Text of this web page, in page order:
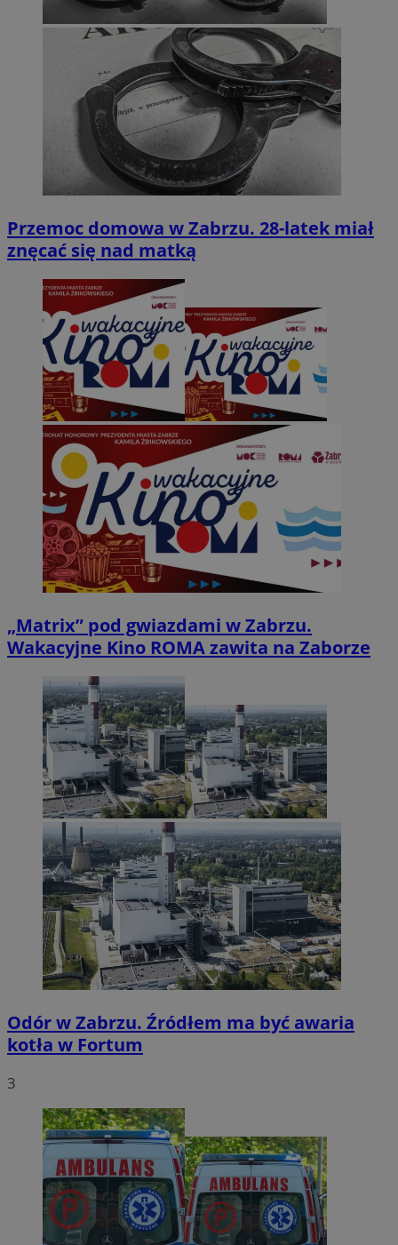
Przemoc domowa w Zabrzu. 28-latek miał
znęcać się nad matką
„Matrix” pod gwiazdami w Zabrzu.
Wakacyjne Kino ROMA zawita na Zaborze
Odór w Zabrzu. Źródłem ma być awaria
kotła w Fortum
3